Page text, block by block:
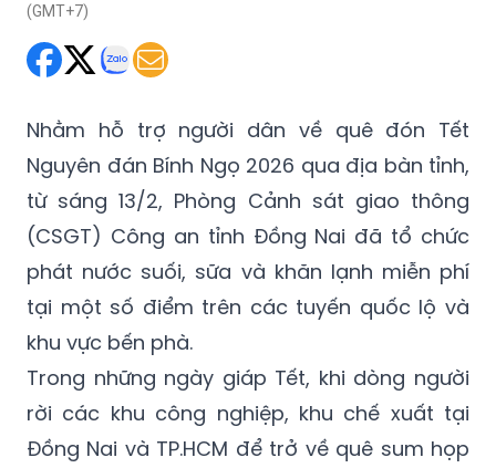
(GMT+7)
Nhằm hỗ trợ người dân về quê đón Tết
Nguyên đán Bính Ngọ 2026 qua địa bàn tỉnh,
từ sáng 13/2, Phòng Cảnh sát giao thông
(CSGT) Công an tỉnh Đồng Nai đã tổ chức
phát nước suối, sữa và khăn lạnh miễn phí
tại một số điểm trên các tuyến quốc lộ và
khu vực bến phà.
Trong những ngày giáp Tết, khi dòng người
rời các khu công nghiệp, khu chế xuất tại
Đồng Nai và TP.HCM để trở về quê sum họp